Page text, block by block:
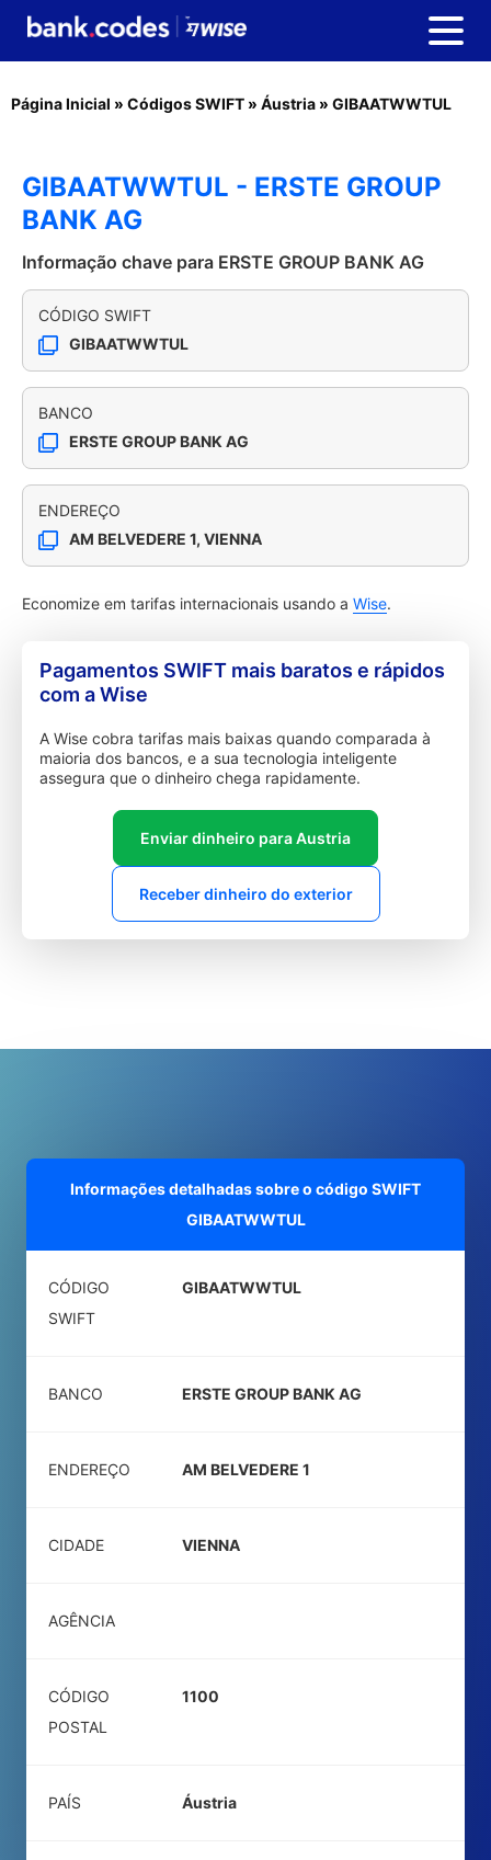
Página Inicial » Códigos SWIFT » Áustria » GIBAATWWTUL
GIBAATWWTUL - ERSTE GROUP
BANK AG
Informação chave para ERSTE GROUP BANK AG
CÓDIGO SWIFT
GIBAATWWTUL
BANCO
ERSTE GROUP BANK AG
ENDEREÇO
AM BELVEDERE 1, VIENNA
Economize em tarifas internacionais usando a Wise.
Pagamentos SWIFT mais baratos e rápidos
com a Wise
A Wise cobra tarifas mais baixas quando comparada à
maioria dos bancos, e a sua tecnologia inteligente
assegura que o dinheiro chega rapidamente.
Enviar dinheiro para Austria
Receber dinheiro do exterior
Informações detalhadas sobre o código SWIFT
GIBAATWWTUL
CÓDIGO
SWIFT
GIBAATWWTUL
BANCO ERSTE GROUP BANK AG
ENDEREÇO AM BELVEDERE 1
CIDADE VIENNA
AGÊNCIA
CÓDIGO
POSTAL
1100
PAÍS Áustria